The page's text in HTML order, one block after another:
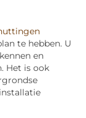
te hebben. U
en
Het is ook